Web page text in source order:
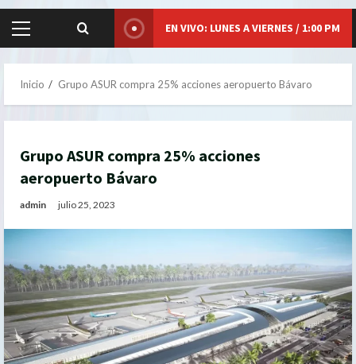
Menú
EN VIVO: LUNES A VIERNES / 1:00 PM
Inicio Grupo ASUR compra 25% acciones aeropuerto Bávaro
Grupo ASUR compra 25% acciones
aeropuerto Bávaro
admin julio 25, 2023